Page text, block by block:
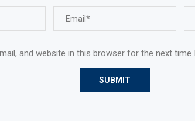
and website in this browser for the next time